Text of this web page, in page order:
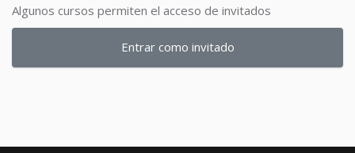
Algunos cursos permiten el acceso de invitados
Entrar como invitado